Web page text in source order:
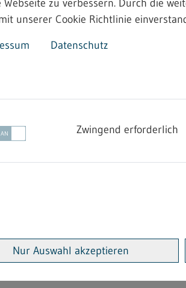
und Umweltschutz werden von
vertretenen Behörden der
Anlagen, wie IE-Anlagen und
die Aufgaben der
Statistikportals des
Webseite zu verbessern. Durch die
unserer Cookie Richtlinie
Datenschutz
Zwingend erforderlich
Nur Auswahl akzeptieren